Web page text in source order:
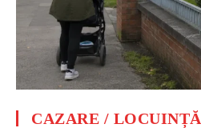
CAZARE / LOCUINȚĂ